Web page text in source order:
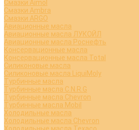
Смазки Aimol
Смазки Ambra
Смазки ARGO
Авиационные масла
Авиационные масла ЛУКОЙЛ
Авиационные масла Роснефть
Консервационные масла
Консервационные масла Total
Силиконовые масла
Силиконовые масла LiquiMoly
Турбинные масла
Турбинные масла C.N.R.G
Турбинные масла Chevron
Турбинные масла Mobil
Холодильные масла
Холодильные масла Chevron